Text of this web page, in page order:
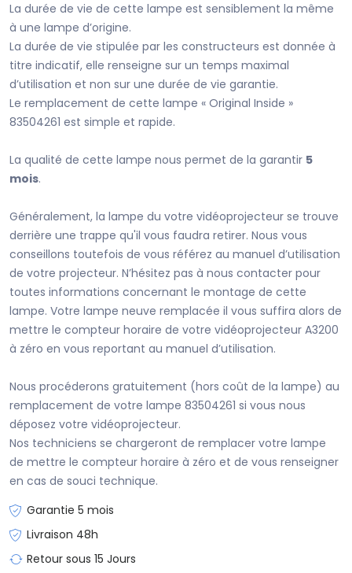
La durée de vie de cette lampe est sensiblement la même
à une lampe d’origine.
La durée de vie stipulée par les constructeurs est donnée à
titre indicatif, elle renseigne sur un temps maximal
d’utilisation et non sur une durée de vie garantie.
Le remplacement de cette lampe « Original Inside »
83504261 est simple et rapide.
La qualité de cette lampe nous permet de la garantir 5
mois.
Généralement, la lampe du votre vidéoprojecteur se trouve
derrière une trappe qu'il vous faudra retirer. Nous vous
conseillons toutefois de vous référez au manuel d’utilisation
de votre projecteur. N’hésitez pas à nous contacter pour
toutes informations concernant le montage de cette
lampe. Votre lampe neuve remplacée il vous suffira alors de
mettre le compteur horaire de votre vidéoprojecteur A3200
à zéro en vous reportant au manuel d’utilisation.
Nous procéderons gratuitement (hors coût de la lampe) au
remplacement de votre lampe 83504261 si vous nous
déposez votre vidéoprojecteur.
Nos techniciens se chargeront de remplacer votre lampe
de mettre le compteur horaire à zéro et de vous renseigner
en cas de souci technique.
Garantie 5 mois
Livraison 48h
Retour sous 15 Jours